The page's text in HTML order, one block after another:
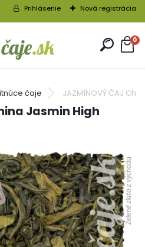
Prihlásenie Nová registrácia
0
čaje JAZMÍNOVÝ ČAJ
Jasmin High